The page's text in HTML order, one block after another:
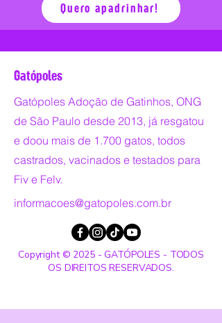
Quero apadrinhar!
Gatópoles
Gatópoles Adoção de Gatinhos, ONG
de São Paulo desde 2013, já resgatou
e doou mais de 1.700 gatos, todos
castrados, vacinados e testados para
Fiv e Felv.
informacoes@gatopoles.com.br
Copyright © 2025 - GATÓPOLES - TODOS
OS DIREITOS RESERVADOS.